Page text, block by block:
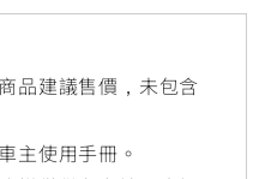
15
品建議售價，未包含
主使用手冊。